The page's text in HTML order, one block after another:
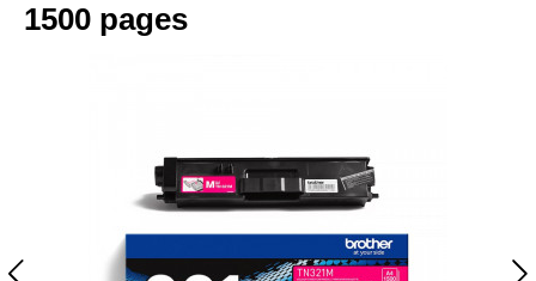
1500 pages